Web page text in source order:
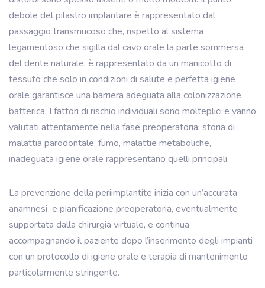
debole del pilastro implantare è rappresentato dal
passaggio transmucoso che, rispetto al sistema
legamentoso che sigilla dal cavo orale la parte sommersa
del dente naturale, è rappresentato da un manicotto di
tessuto che solo in condizioni di salute e perfetta igiene
orale garantisce una barriera adeguata alla colonizzazione
batterica. I fattori di rischio individuali sono molteplici e vanno
valutati attentamente nella fase preoperatoria: storia di
malattia parodontale, fumo, malattie metaboliche,
inadeguata igiene orale rappresentano quelli principali.
La prevenzione della periimplantite inizia con un’accurata
anamnesi e pianificazione preoperatoria, eventualmente
supportata dalla chirurgia virtuale, e continua
accompagnando il paziente dopo l’inserimento degli impianti
con un protocollo di igiene orale e terapia di mantenimento
particolarmente stringente.